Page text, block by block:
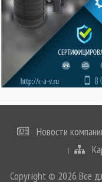
Новости
Copyright © 2026 Все